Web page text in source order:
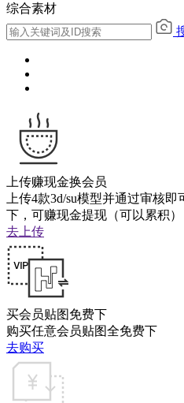
综合素材
上传赚现金换会员
上传4款3d/su模型并通过审核
下，可赚现金提现（可以累积）
去上传
买会员贴图免费下
购买任意会员贴图全免费下
去购买